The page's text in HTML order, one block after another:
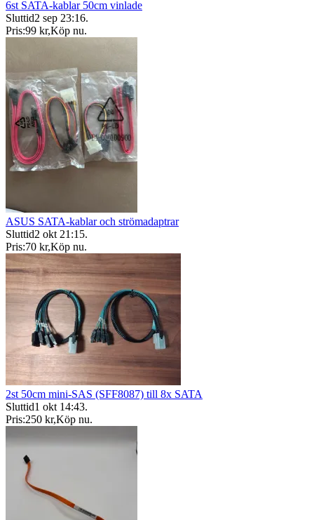
6st SATA-kablar 50cm vinlade
Sluttid2 sep 23:16.
Pris:99 kr,Köp nu.
ASUS SATA-kablar och strömadaptrar
Sluttid2 okt 21:15.
Pris:70 kr,Köp nu.
2st 50cm mini-SAS (SFF8087) till 8x SATA
Sluttid1 okt 14:43.
Pris:250 kr,Köp nu.